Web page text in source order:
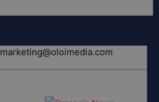
marketing@oloimedia.com